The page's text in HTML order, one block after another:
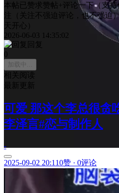
本帖已赞求赞帖+评论一下（支
注（关注不强迫评论，也不强迫
天开心）
2026-06-03 14:35:02
回复
0
加载中...
相关阅读
最新更新
可爱 那这个李总很贪
李泽言#恋与制作人
-
2025-09-02 20:110赞 · 0评论